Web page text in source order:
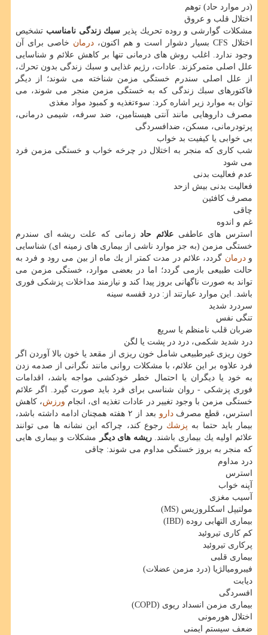
(در موارد حاد) توهم
اختلال قلب و عروق
مشكلات گوارشی و روده تحریك پذیر سبك زندگی نامناسب تشخیص
اختلال CFS بسیار دشوار است و هم اكنون،
درمان خاصی برای آن
وجود ندارد. اغلب روش های درمانی تنها بر كاهش علائم و شناسایی
علل اصلی متمركزند. عادات، رژیم غذایی و سبك زندگی بدون تحرك،
از علل اصلی سندرم خستگی مزمن شناخته می شوند؛ از دیگر
فاكتورهای سبك زندگی كه به خستگی مزمن منجر می شوند، می
توان به موارد زیر اشاره كرد: سوءتغذیه و كمبود مواد مغذی
مصرف داروهایی مانند آنتی هیستامین، ضد سرفه، شیمی درمانی،
پرتودرمانی، مسكن، ضدافسردگی
بی خوابی یا كیفیت بد خواب
شب كاری كه منجر به اختلال در چرخه خواب و خستگی مزمن فرد
می شود
عدم فعالیت بدنی
فعالیت بدنی بیش ازحد
مصرف كافئین
چاقی
غم و اندوه
استرس های عاطفیعلائم حادزمانی كه علت ریشه ای سندرم
خستگی مزمن (به جز موارد ناشی از بیماری های زمینه ای) شناسایی
ودرمان گردد، علائم در مدت كمتر از یك ماه از بین می رود و فرد به
حالت طبیعی بازمی گردد؛ اما در بعضی موارد، خستگی مزمن می
تواند به صورت ناگهانی بروز پیدا كند و نیازمند مداخلات پزشكی فوری
باشد. این موارد عبارتند از: درد قفسه سینه
سردرد شدید
تنگی نفس
ضربان قلب نامنظم یا سریع
درد شدید شكمی، درد در پشت یا لگن
خون ریزی غیرطبیعی شامل خون ریزی از مقعد یا خون بالا آوردن اگر
فرد علاوه بر این علائم، با مشكلات روانی مانند نگرانی از صدمه زدن
به خود یا دیگران یا احتمال خطر خودكشی مواجه باشد، اقدامات
فوری پزشكی - روان شناسی برای فرد باید صورت گیرد. اگر علائم
خستگی مزمن با وجود تغییر در عادات تغذیه ای، انجام ورزش، كاهش
استرس، قطع مصرفدارو
بعد از ۲ هفته همچنان ادامه داشته باشد،
بیمار باید حتما به پزشك رجوع كند، چراكه این نشانه ها می توانند
علائم اولیه یك بیماری باشند.ریشه های دیگر
مشكلات و بیماری هایی
كه منجر به بروز خستگی مداوم می شوند: چاقی
درد مداوم
استرس
آپنه خواب
آسیب مغزی
مولتیپل اسكلروزیس (MS)
بیماری التهابی روده (IBD)
كم كاری تیروئید
پركاری تیروئید
بیماری قلبی
فیبرومیالژیا (درد مزمن عضلات)
دیابت
افسردگی
بیماری مزمن انسداد ریوی (COPD)
اختلال هورمونی
ضعف سیستم ایمنی